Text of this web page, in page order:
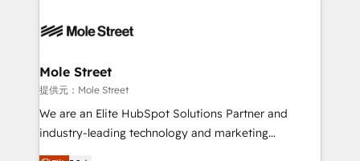
workflows; automation agents; process optimization
Healthcare: HIPAA implementations; secure data
workflows 💼 Financial Services: compliant
workflows; audit-ready reporting ⚖️ Legal: client
intake; pipeline and document workflows 🛒 E-
Mole Street
提供元：Mole Street
We are an Elite HubSpot Solutions Partner and
industry-leading technology and marketing
consultancy. Our focus is on enterprise and mid-